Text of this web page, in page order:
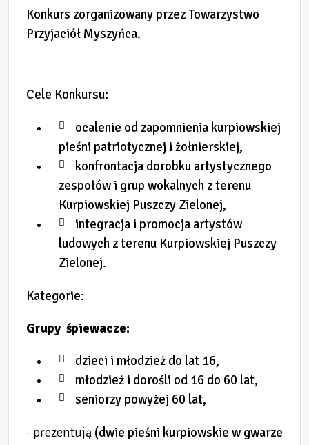
Konkurs zorganizowany przez Towarzystwo
Przyjaciół Myszyńca.
Cele Konkursu:
ocalenie od zapomnienia kurpiowskiej
pieśni patriotycznej i żołnierskiej,
konfrontacja dorobku artystycznego
zespołów i grup wokalnych z terenu
Kurpiowskiej Puszczy Zielonej,
integracja i promocja artystów
ludowych z terenu Kurpiowskiej Puszczy
Zielonej.
Kategorie:
Grupy śpiewacze:
dzieci i młodzież do lat 16,
młodzież i dorośli od 16 do 60 lat,
seniorzy powyżej 60 lat,
- prezentują (dwie pieśni kurpiowskie w gwarze